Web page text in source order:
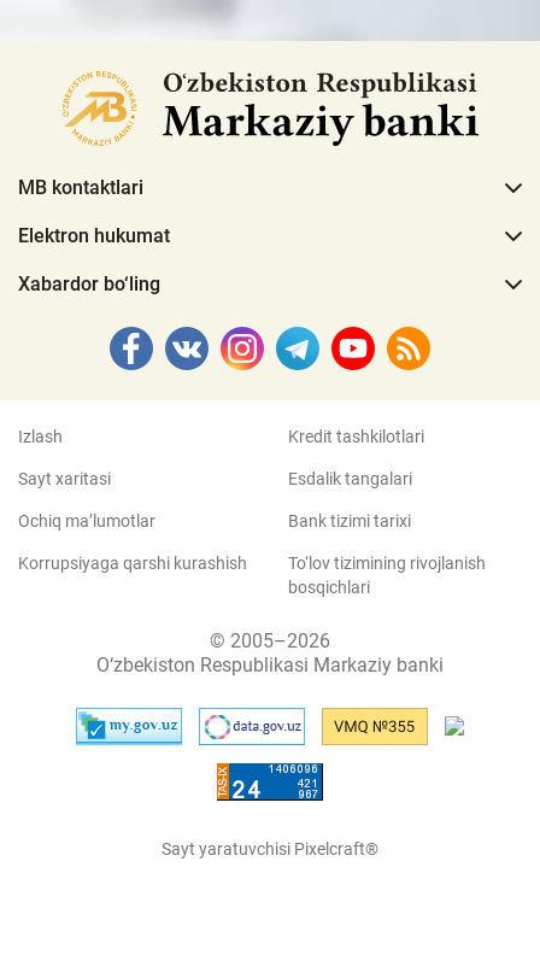
MB kontaktlari
Elektron hukumat
Xabardor bo‘ling
Izlash
Sayt xaritasi
Ochiq ma’lumotlar
Korrupsiyaga qarshi kurashish
Kredit tashkilotlari
Esdalik tangalari
Bank tizimi tarixi
To‘lov tizimining rivojlanish
bosqichlari
© 2005–2026
O‘zbekiston Respublikasi Markaziy banki
Sayt yaratuvchisi Pixelcraft®